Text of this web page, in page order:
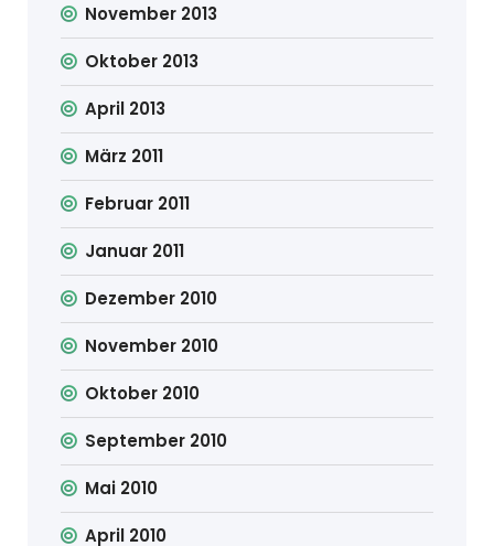
November 2013
Oktober 2013
April 2013
März 2011
Februar 2011
Januar 2011
Dezember 2010
November 2010
Oktober 2010
September 2010
Mai 2010
April 2010